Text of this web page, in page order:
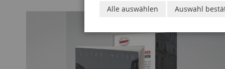
Alle auswählen Auswahl